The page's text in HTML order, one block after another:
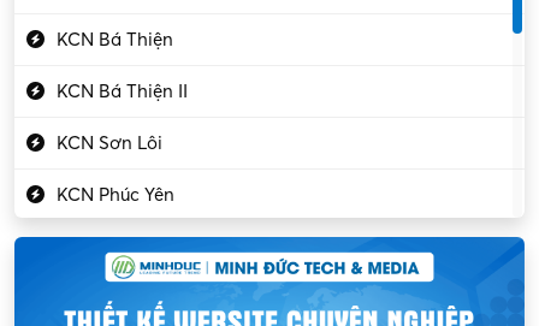
Lao động phổ thông
Lập trình – Phát triển
Luật – Công chứng
Marketing – PR
Mỹ phẩm – Trang sức
KCN Bá Thiện
KCN Bá Thiện II
KCN Sơn Lôi
KCN Phúc Yên
Khu CN Đồng Sóc
KCN Chấn Hưng